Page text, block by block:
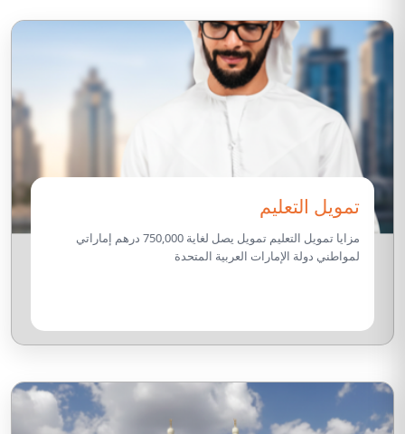
تمويل التعليم
مزايا تمويل التعليم تمويل يصل لغاية 750,000 درهم إماراتي
لمواطني دولة الإمارات العربية المتحدة